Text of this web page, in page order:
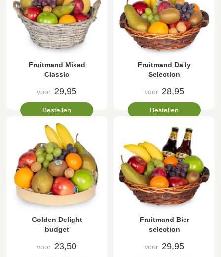
Fruitmand Mixed
Classic
voor 29,95
Bestellen
Fruitmand Daily
Selection
voor 28,95
Bestellen
Golden Delight
budget
voor 23,50
Fruitmand Bier
selection
voor 29,95